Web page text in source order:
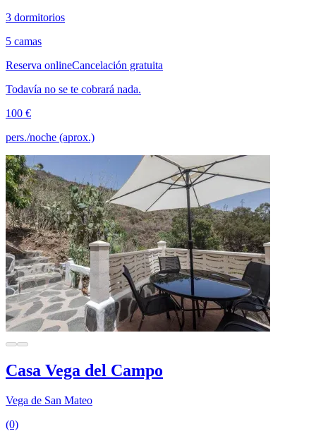
3 dormitorios
5 camas
Reserva onlineCancelación gratuita
Todavía no se te cobrará nada.
100 €
pers./noche (aprox.)
Casa Vega del Campo
Vega de San Mateo
(0)